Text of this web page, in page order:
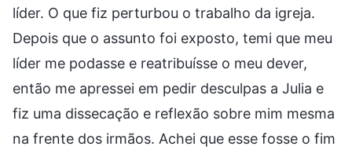
líder. O que fiz perturbou o trabalho da igreja.
Depois que o assunto foi exposto, temi que meu
líder me podasse e reatribuísse o meu dever,
então me apressei em pedir desculpas a Julia e
fiz uma dissecação e reflexão sobre mim mesma
na frente dos irmãos. Achei que esse fosse o fim